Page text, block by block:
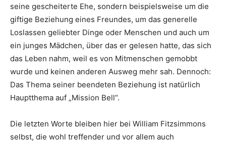
seine gescheiterte Ehe, sondern beispielsweise um die
giftige Beziehung eines Freundes, um das generelle
Loslassen geliebter Dinge oder Menschen und auch um
ein junges Mädchen, über das er gelesen hatte, das sich
das Leben nahm, weil es von Mitmenschen gemobbt
wurde und keinen anderen Ausweg mehr sah. Dennoch:
Das Thema seiner beendeten Beziehung ist natürlich
Hauptthema auf „Mission Bell“.
Die letzten Worte bleiben hier bei William Fitzsimmons
selbst, die wohl treffender und vor allem auch